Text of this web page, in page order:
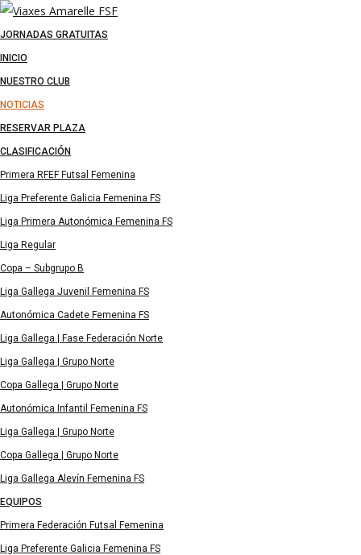
JORNADAS GRATUITAS
INICIO
NUESTRO CLUB
NOTICIAS
RESERVAR PLAZA
CLASIFICACIÓN
Primera RFEF Futsal Femenina
Liga Preferente Galicia Femenina FS
Liga Primera Autonómica Femenina FS
Liga Regular
Copa – Subgrupo B
Liga Gallega Juvenil Femenina FS
Autonómica Cadete Femenina FS
Liga Gallega | Fase Federación Norte
Liga Gallega | Grupo Norte
Copa Gallega | Grupo Norte
Autonómica Infantil Femenina FS
Liga Gallega | Grupo Norte
Copa Gallega | Grupo Norte
Liga Gallega Alevín Femenina FS
EQUIPOS
Primera Federación Futsal Femenina
Liga Preferente Galicia Femenina FS